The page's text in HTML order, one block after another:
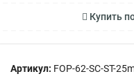
Купить
Артикул: FOP-62-SC-ST-